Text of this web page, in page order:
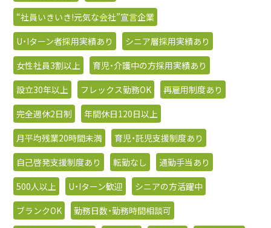
“社員いきいき!元気な会社”宣言企業
U・Iターン者採用実績あり
シニア層採用実績あり
女性社員3割以上
育児・介護中の方採用実績あり
設立30年以上
フレックス勤務OK
再雇用制度あり
完全週休2日制
年間休日120日以上
月平均残業20時間未満
育児・託児支援制度あり
自己啓発支援制度あり
転勤なし
通勤手当あり
500人以上
U・Iターン歓迎
シニアの方活躍中
ブランクOK
勤務日数・勤務時間相談可